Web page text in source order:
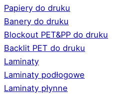
Papiery do druku
Banery do druku
Blockout PET&PP do druku
Backlit PET do druku
Laminaty
Laminaty podłogowe
Laminaty płynne